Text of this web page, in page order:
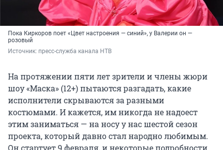
Пока Киркоров поет «Цвет настроения — синий», у Валерии он —
розовый
Источник: пресс-служба канала НТВ
На протяжении пяти лет зрители и члены жюри
шоу «Маска» (12+) пытаются разгадать, какие
исполнители скрываются за разными
костюмами. И кажется, им никогда не надоест
этим заниматься — на носу у нас шестой сезон
проекта, который давно стал народно любимым.
Он стартует 9 февраля, и некоторые подробности